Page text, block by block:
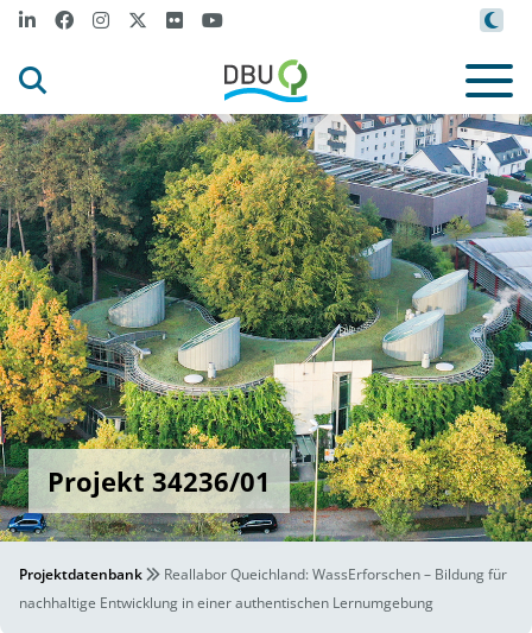
Projekt 34236/01
Projektdatenbank
Reallabor Queichland: WassErforschen – Bildung für
nachhaltige Entwicklung in einer authentischen Lernumgebung